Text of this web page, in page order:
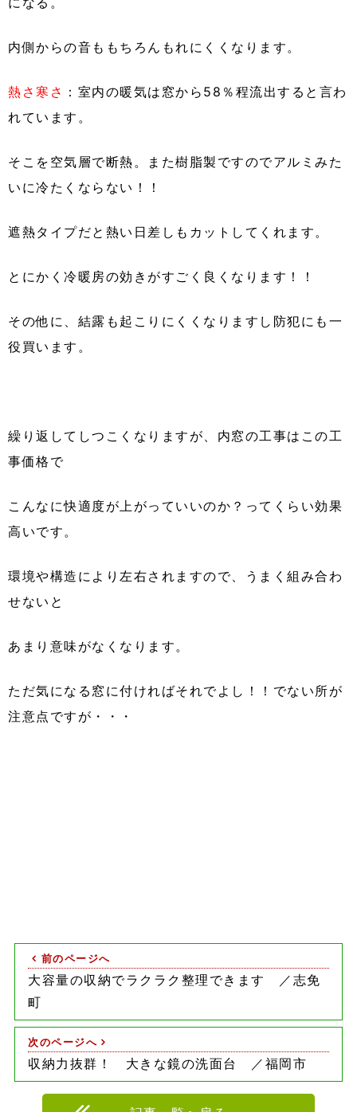
内側からの音ももちろんもれにくくなります。
熱さ寒さ ：室内の暖気は窓から58％程流出すると言わ
れています。
そこを空気層で断熱。また樹脂製ですのでアルミみた
いに冷たくならない！！
遮熱タイプだと熱い日差しもカットしてくれます。
とにかく冷暖房の効きがすごく良くなります！！
その他に、結露も起こりにくくなりますし防犯にも一
役買います。
繰り返してしつこくなりますが、内窓の工事はこの工
事価格で
こんなに快適度が上がっていいのか？ってくらい効果
高いです。
環境や構造により左右されますので、うまく組み合わ
せないと
あまり意味がなくなります。
ただ気になる窓に付ければそれでよし！！でない所が
注意点ですが・・・
前のページへ
大容量の収納でラクラク整理できます ／志免
町
次のページへ
収納力抜群！ 大きな鏡の洗面台 ／福岡市